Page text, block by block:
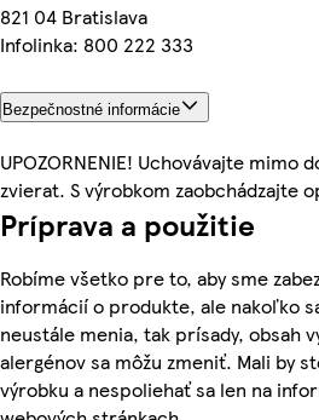
821 04 Bratislava
Infolinka: 800 222 333
Bezpečnostné informácie
UPOZORNENIE! Uchovávajte mimo
zvierat. S výrobkom zaobchádzajte
Príprava a použitie
Robíme všetko pre to, aby sme
informácií o produkte, ale nakoľko
neustále menia, tak prísady, obsah
alergénov sa môžu zmeniť. Mali by
výrobku a nespoliehať sa len na